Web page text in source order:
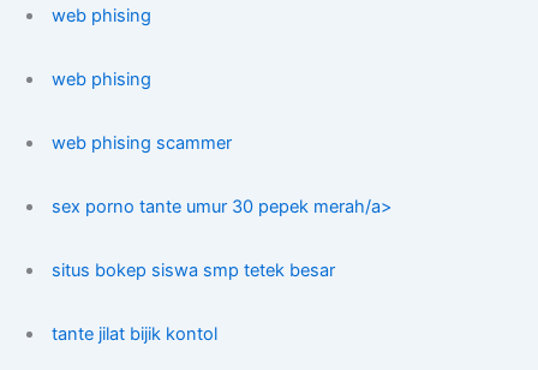
web phising
web phising
web phising scammer
sex porno tante umur 30 pepek merah/a>
situs bokep siswa smp tetek besar
tante jilat bijik kontol